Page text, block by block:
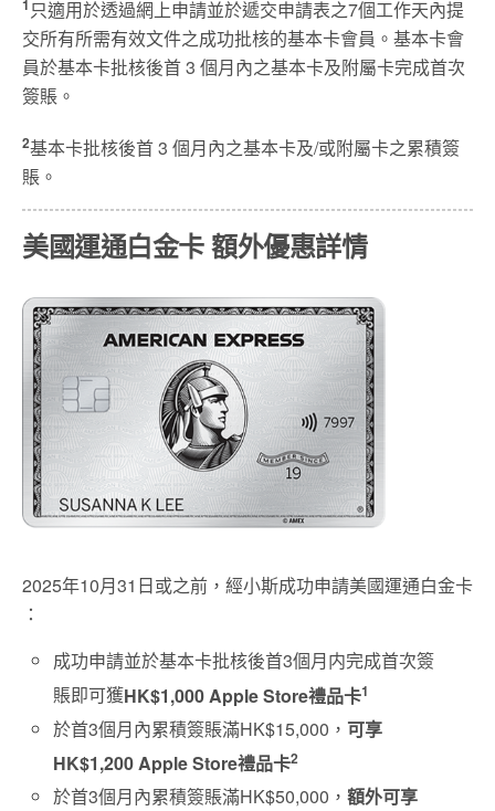
1 只適用於透過網上申請並於遞交申請表之7個工作天內提
交所有所需有效文件之成功批核的基本卡會員。基本卡會
員於基本卡批核後首 3 個月內之基本卡及附屬卡完成首次
簽賬。
2基本卡批核後首 3 個月內之基本卡及/或附屬卡之累積簽
賬。
美國運通白金卡額外優惠詳情
2025年10月31日或之前，經小斯成功申請美國運通白金卡
：
成功申請並於基本卡批核後首3個月内完成首次簽
賬即可獲HK$1,000 Apple Store禮品卡1
於首3個月內累積簽賬滿HK$15,000， 可享
HK$1,200 Apple Store禮品卡2
於首3個月內累積簽賬滿HK$50,000，額外可享